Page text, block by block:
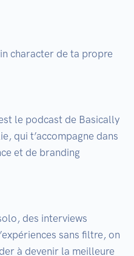
character de ta propre
le podcast de Basically
qui t’accompagne dans
et de branding
des interviews
sans filtre, on
à devenir la meilleure